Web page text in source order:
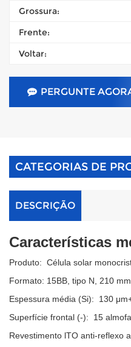
Grossura:
Frente:
Voltar:
PERGUNTE
CATEGORIAS DE
DESCRIÇÃO
Características
Produto: Célula solar
Formato: 15BB, tipo N, 210
Espessura média (Si):
130
Superfície frontal (-):
15
Revestimento lTO anti-reflexo